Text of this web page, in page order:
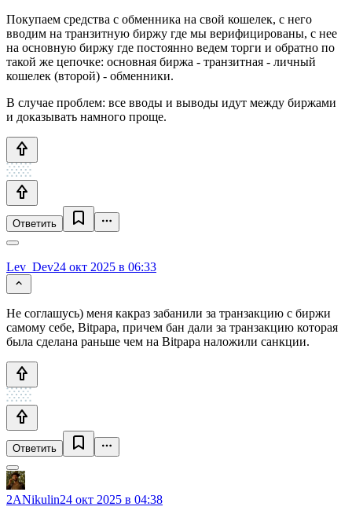
Покупаем средства с обменника на свой кошелек, с него
вводим на транзитную биржу где мы верифицированы, с нее
на основную биржу где постоянно ведем торги и обратно по
такой же цепочке: основная биржа - транзитная - личный
кошелек (второй) - обменники.
В случае проблем: все вводы и выводы идут между биржами
и доказывать намного проще.
Ответить
Lev_Dev24 окт 2025 в 06:33
Не соглашусь) меня какраз забанили за транзакцию с биржи
самому себе, Bitpapa, причем бан дали за транзакцию которая
была сделана раньше чем на Bitpapa наложили санкции.
Ответить
2ANikulin24 окт 2025 в 04:38